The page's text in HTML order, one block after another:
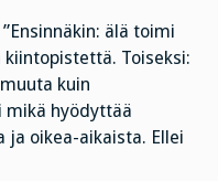
älä toimi
Toiseksi:
kuin
mikä hyödyttää
ja oikea-aikaista. Ellei